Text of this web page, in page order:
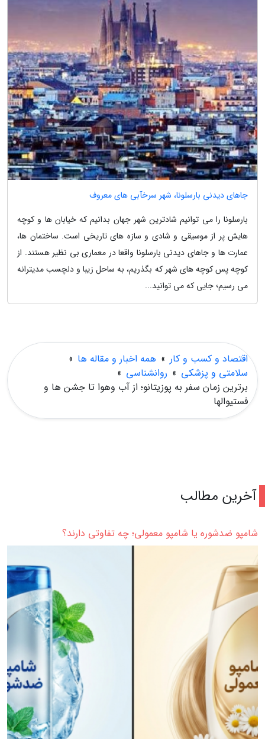
جاهای دیدنی بارسلونا، شهر سرخآبی های معروف
بارسلونا را می توانیم شادترین شهر جهان بدانیم که خیابان ها و کوچه
هایش پر از موسیقی و شادی و سازه های تاریخی است. ساختمان ها،
عمارت ها و جاهای دیدنی بارسلونا واقعا در معماری بی نظیر هستند. از
کوچه پس کوچه های شهر که بگذریم، به ساحل زیبا و دلچسب مدیترانه
می رسیم؛ جایی که می توانید...
اقتصاد و کسب و کار » همه اخبار و مقاله ها »
سلامتی و پزشکی » روانشناسی »
برترین زمان سفر به پوزیتانو؛ از آب وهوا تا جشن ها و
فستیوالها
آخرین مطالب
شامپو ضدشوره یا شامپو معمولی؛ چه تفاوتی دارند؟